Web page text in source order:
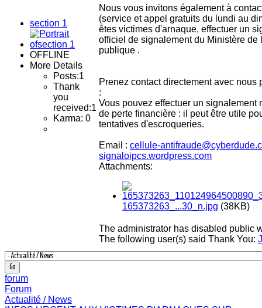
section 1
OFFLINE
More Details
Posts:1
Thank
you
received:1
Karma: 0
Nous vous invitons également à
(service et appel gratuits du lundi au
êtes victimes d'arnaque, effectuer un
officiel de signalement du Ministère de
publique .
Prenez contact directement avec nous
:
Vous pouvez effectuer un signalement
de perte financière : il peut être utile
tentatives d'escroqueries.
Email : cellule-
signaloipcs.wordpress.com
Attachments:
165373263_...30_n.jpg (38KB)
The administrator has disabled public
The following user(s) said Thank You:
forum
Forum
Actualité / News